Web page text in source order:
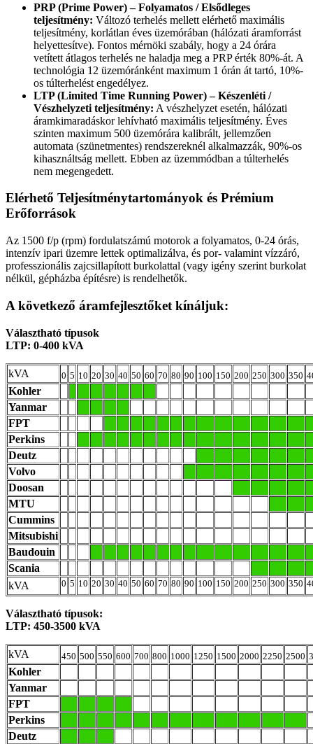
PRP (Prime Power) – Folyamatos / Elsődleges
teljesítmény: Változó terhelés mellett elérhető maximális
teljesítmény, korlátlan éves üzemórában (hálózati áramforrást
helyettesítve). Fontos mérnöki szabály, hogy a 24 órára
vetített átlagos terhelés ne haladja meg a PRP érték 80%-át. A
technológia 12 üzemóránként maximum 1 órán át tartó, 10%-
os túlterhelést engedélyez.
LTP (Limited Time Running Power) – Készenléti /
Vészhelyzeti teljesítmény: A vészhelyzet esetén, hálózati
áramkimaradáskor lehívható maximális teljesítmény. Éves
szinten maximum 500 üzemórára kalibrált, jellemzően
automata (szünetmentes) rendszereknél alkalmazzák, 90%-os
kihasználtság mellett. Ebben az üzemmódban a túlterhelés
nem megengedett.
Elérhető Teljesítménytartományok és Prémium
Erőforrások
Az 1500 f/p (rpm) fordulatszámú motorok a folyamatos, 0-24 órás,
intenzív ipari üzemre lettek optimalizálva, és por- valamint vízzáró,
professzionális zajcsillapított burkolattal (vagy igény szerint burkolat
nélkül, gépházba építésre) is rendelhetők.
A következő áramfejlesztőket kínáljuk:
Választható típusok
LTP: 0-400 kVA
kVA 0 5 10 20 30 40 50 60 70 80 90 100 150 200 250 300 350
Kohler
Yanmar
FPT
Perkins
Deutz
Volvo
Doosan
MTU
Cummins
Mitsubishi
Baudouin
Scania
kVA
0 5 10 20 30 40 50 60 70 80 90 100 150 200 250 300 350
Választható típusok:
LTP: 450-3500 kVA
kVA 450 500 550 600 700 800 1000 1250 1500 2000 2250 2500
Kohler
Yanmar
FPT
Perkins
Deutz